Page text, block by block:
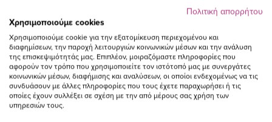
ΔΕΙΤΕ ΕΠΙΣΗΣ
Πολιτική απορρήτου
Χρησιμοποιούμε cookies
Χρησιμοποιούμε cookie για την εξατομίκευση περιεχομένου και
διαφημίσεων, την παροχή λειτουργιών κοινωνικών μέσων και την ανάλυση
της επισκεψιμότητάς μας. Επιπλέον, μοιραζόμαστε πληροφορίες που
αφορούν τον τρόπο που χρησιμοποιείτε τον ιστότοπό μας με συνεργάτες
κοινωνικών μέσων, διαφήμισης και αναλύσεων, οι οποίοι ενδεχομένως να τις
συνδυάσουν με άλλες πληροφορίες που τους έχετε παραχωρήσει ή τις
οποίες έχουν συλλέξει σε σχέση με την από μέρους σας χρήση των
υπηρεσιών τους.